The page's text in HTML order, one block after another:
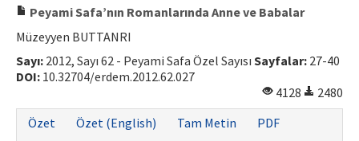
Peyami Safa’nın Romanlarında Anne ve Babalar
Müzeyyen BUTTANRI
Sayı: 2012, Sayı 62 - Peyami Safa Özel Sayısı Sayfalar: 27-40
DOI: 10.32704/erdem.2012.62.027
4128
2480
Özet
Özet (English) Tam Metin
PDF